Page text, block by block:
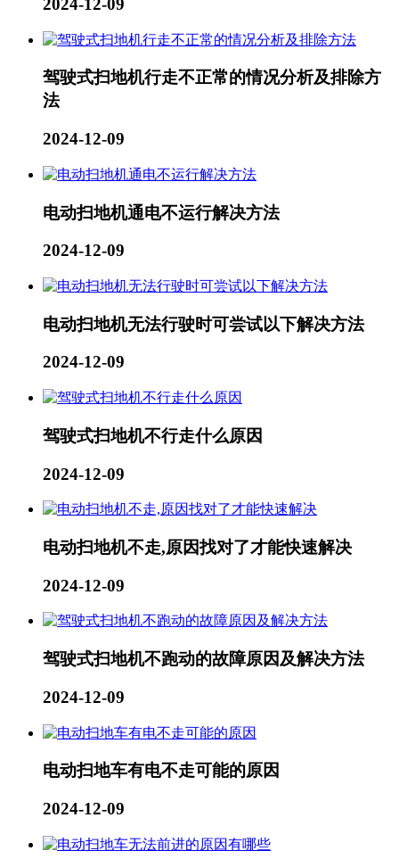
2024-12-09
驾驶式扫地机行走不正常的情况分析及排除方
法
2024-12-09
电动扫地机通电不运行解决方法
2024-12-09
电动扫地机无法行驶时可尝试以下解决方法
2024-12-09
驾驶式扫地机不行走什么原因
2024-12-09
电动扫地机不走,原因找对了才能快速解决
2024-12-09
驾驶式扫地机不跑动的故障原因及解决方法
2024-12-09
电动扫地车有电不走可能的原因
2024-12-09